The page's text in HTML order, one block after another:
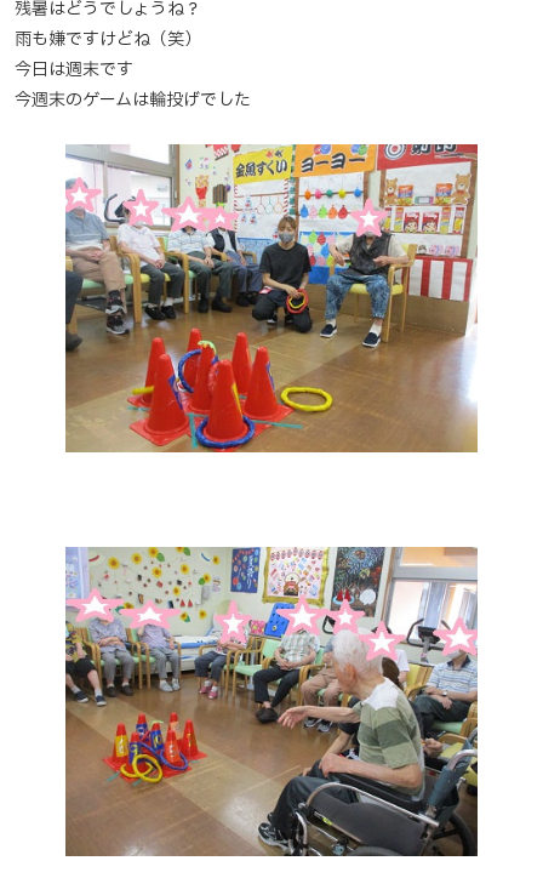
残暑はどうでしょうね？
雨も嫌ですけどね（笑）
今日は週末です
今週末のゲームは輪投げでした